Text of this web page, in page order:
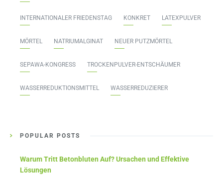
INTERNATIONALER FRIEDENSTAG KONKRET LATEXPULVER
MÖRTEL NATRIUMALGINAT NEUER PUTZMÖRTEL
SEPAWA-KONGRESS TROCKENPULVER-ENTSCHÄUMER
WASSERREDUKTIONSMITTEL WASSERREDUZIERER
POPULAR POSTS
Warum Tritt Betonbluten Auf? Ursachen und Effektive
Lösungen